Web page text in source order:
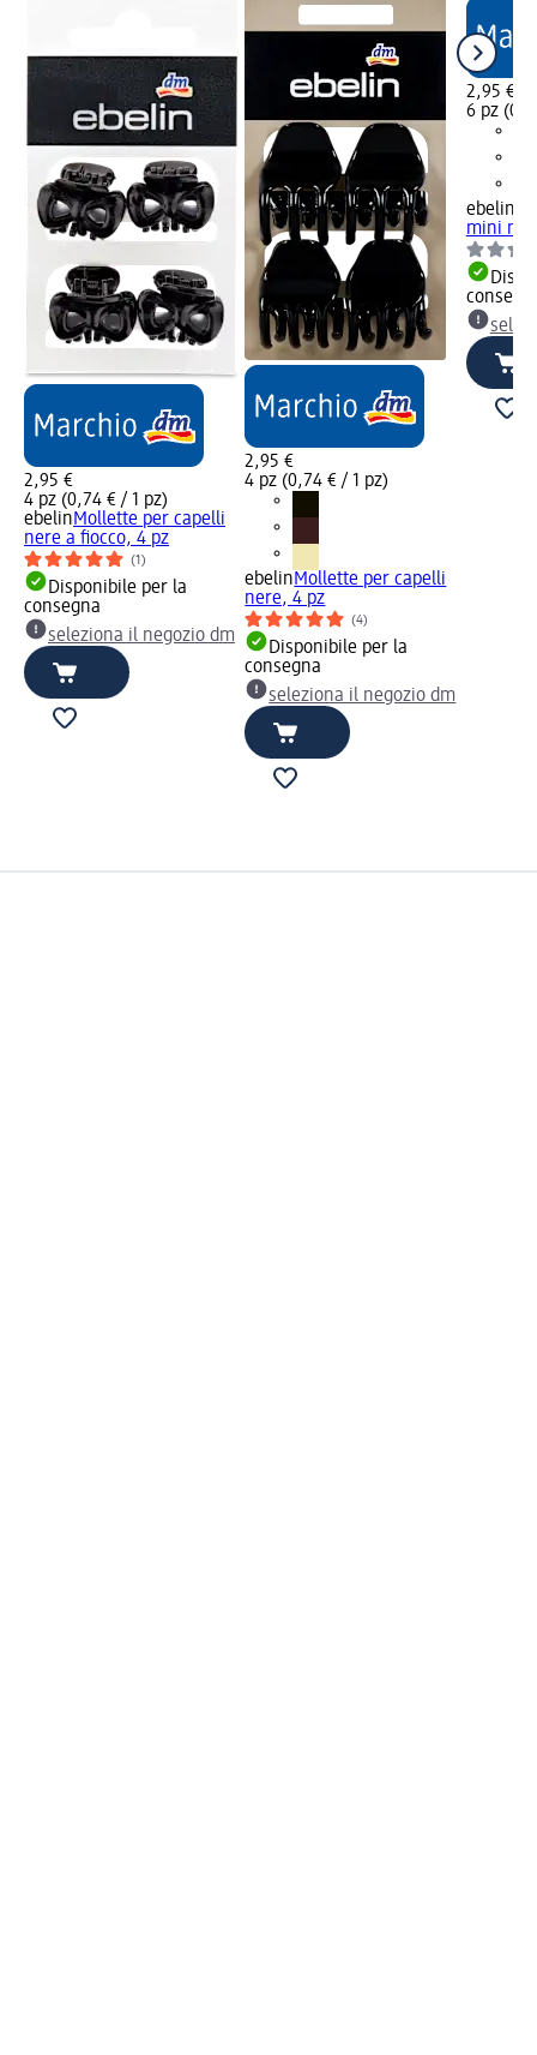
2,95 €
4 pz (0,74 € / 1 pz)
ebelinMollette per capelli
nere a fiocco, 4 pz
(1)
Disponibile per la
consegna
seleziona il negozio dm
2,95 €
4 pz (0,74 € / 1 pz)
ebelinMollette per capelli
nere, 4 pz
(4)
Disponibile per la
consegna
seleziona il negozio dm
2,95 €
6 pz
ebelin
mini